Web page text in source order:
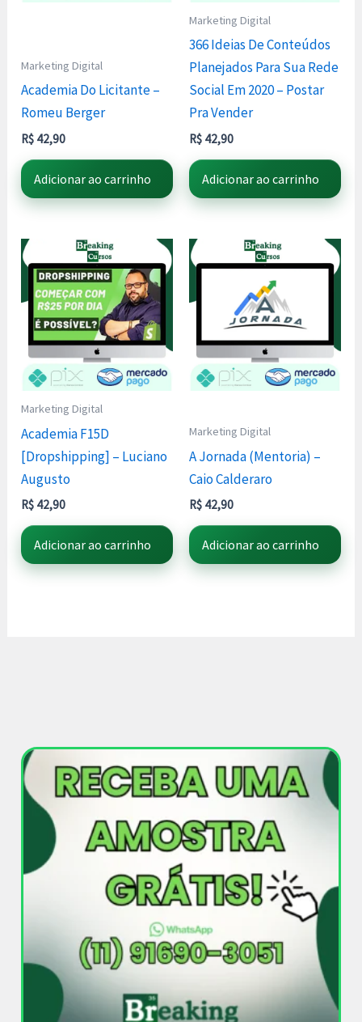
Marketing Digital
Academia Do Licitante –
Romeu Berger
R$ 42,90
Adicionar ao carrinho
Marketing Digital
366 Ideias De Conteúdos
Planejados Para Sua Rede
Social Em 2020 – Postar
Pra Vender
R$ 42,90
Adicionar ao carrinho
Marketing Digital
Academia F15D
[Dropshipping] – Luciano
Augusto
R$ 42,90
Adicionar ao carrinho
Marketing Digital
A Jornada (Mentoria) –
Caio Calderaro
R$ 42,90
Adicionar ao carrinho